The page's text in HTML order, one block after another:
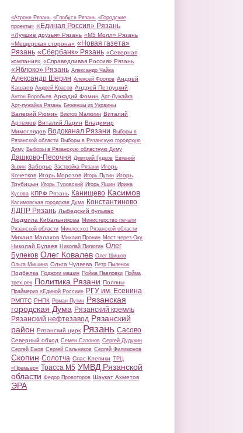
«Атрон» Рязань «Глобус» Рязань «Городские
проекты» «Единая Россия» Рязань
«Лучшие друзья» Рязань «М5 Молл» Рязань
«Мещерская сторона» «Новая газета»
Рязань «Сбербанк» Рязань «Северная
компания» «Справедливая Россия» Рязань
«Яблоко» Рязань Александр Чайка
Александр Шерин Алексей Фролов Андрей
Кашаев Андрей Красов Андрей Петруцкий
Антон Воробьев Аркадий Фомин Арт-Лужайка
Арт-лужайка Рязань Беженцы из Украины
Валерий Рюмин Виктор Малюгин Виталий
Артемов Виталий Ларин Владимир
Мимоглядов Водоканал Рязани Выборы в
Рязанской области Выборы в Рязанскую городскую
Думу Выборы в Рязанскую областную Думу
Дашково-Песочня Дмитрий Гудков Евгений
Зызин Заборье Застройка Рязани Игорь
Кочетков Игорь Морозов Игорь Путин Игорь
Трубицын Игорь Туровский Игорь Яшин Ирина
Кусова КПРФ Рязань Канищево Касимов
Касимовская городская Дума Константиново
ЛДПР Рязань Лыбедский бульвар
Людмила Кибальникова Министерство печати
Рязанской области Минлесхоз Рязанской области
Михаил Малахов Михаил Пронин Мост через Оку
Николай Булаев Николай Пилюгин Олег
Булеков Олег Ковалев Олег Шишов
Ольга Мишина Ольга Чуляева Петр Пыленок
Подбелка Поджоги машин Пойма Павловки Пойма
трех рек Политика Рязани Поляны
Праймериз «Единой России» РГУ им. Есенина
РМПТС РНПК Роман Путин Рязанская
городская Дума Рязанский кремль
Рязанский нефтезавод Рязанский
район Рязанский цирк Рязань Сасово
Северный обход Семен Сазонов Сергей Дудукин
Сергей Ежов Сергей Сальников Сергей Филимонов
Скопин Солотча Спас-Клепики ТРЦ
«Премьер» Трасса М5 УМВД Рязанской
области Федор Провоторов Шаукат Ахметов
ЭРА